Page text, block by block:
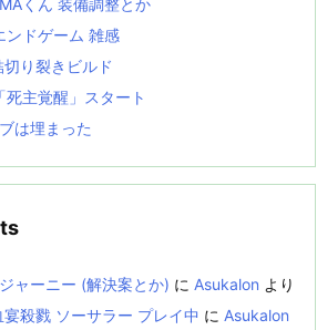
くん 装備調整とか
ドゲーム 雑感
り裂きビルド
主覚醒」スタート
は埋まった
ャーニー (解決案とか) に Asukalon より
殺戮 ソーサラー プレイ中 に Asukalon